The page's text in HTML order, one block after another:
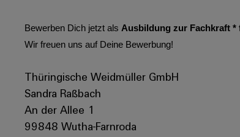
Bewerben Dich jetzt als Ausbildung zur Fachkraft *
Wir freuen uns auf Deine Bewerbung!
Thüringische Weidmüller GmbH
Sandra Raßbach
An der Allee 1
99848 Wutha-Farnroda